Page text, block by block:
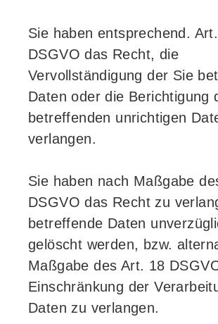
Sie haben entsprechend.
DSGVO das Recht, die
Vervollständigung der Sie
Daten oder die Berichtigung
betreffenden unrichtigen
verlangen.
Sie haben nach Maßgabe
DSGVO das Recht zu
betreffende Daten
gelöscht werden, bzw.
Maßgabe des Art. 18
Einschränkung der
Daten zu verlangen.